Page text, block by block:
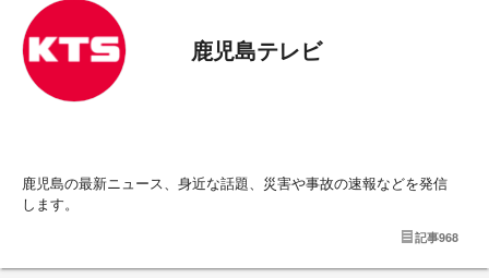
鹿児島テレビ
鹿児島の最新ニュース、身近な話題、災害や事故の速報などを発信
します。
記事968